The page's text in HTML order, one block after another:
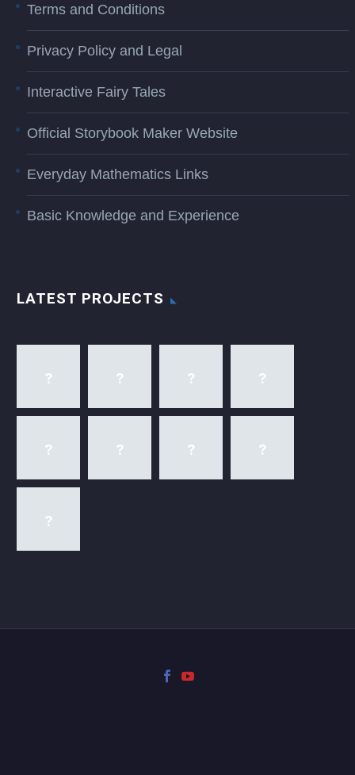
Terms and Conditions
Privacy Policy and Legal
Interactive Fairy Tales
Official Storybook Maker Website
Everyday Mathematics Links
Basic Knowledge and Experience
LATEST PROJECTS